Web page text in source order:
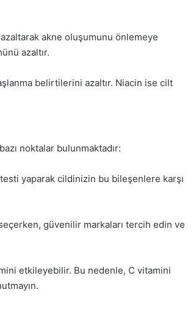
akne oluşumunu önlemeye
azaltır.
belirtilerini azaltır. Niacin ise cilt
noktalar bulunmaktadır:
yaparak cildinizin bu bileşenlere karşı
güvenilir markaları tercih edin ve
etkileyebilir. Bu nedenle, C vitamini